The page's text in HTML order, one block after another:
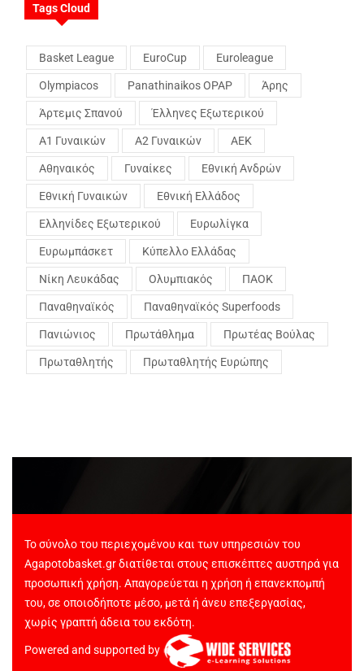
Tags Cloud
Basket League EuroCup Euroleague
Olympiacos Panathinaikos OPAP Άρης
Άρτεμις Σπανού Έλληνες Εξωτερικού
Α1 Γυναικών Α2 Γυναικών ΑΕΚ
Αθηναικός Γυναίκες Εθνική Ανδρών
Εθνική Γυναικών Εθνική Ελλάδος
Ελληνίδες Εξωτερικού Ευρωλίγκα
Ευρωμπάσκετ Κύπελλο Ελλάδας
Νίκη Λευκάδας Ολυμπιακός ΠΑΟΚ
Παναθηναϊκός Παναθηναϊκός Superfoods
Πανιώνιος Πρωτάθλημα Πρωτέας Βούλας
Πρωταθλητής Πρωταθλητής Ευρώπης
Το σύνολο του περιεχομένου και των υπηρεσιών του
Agapotobasket.gr διατίθεται στους επισκέπτες αυστηρά για
προσωπική χρήση. Απαγορεύεται η χρήση ή επανεκπομπή
του, σε οποιοδήποτε μέσο, μετά ή άνευ επεξεργασίας,
χωρίς γραπτή άδεια του εκδότη.
Powered and supported by